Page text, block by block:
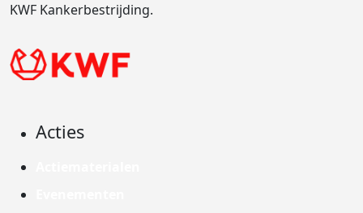
KWF Kankerbestrijding.
Acties